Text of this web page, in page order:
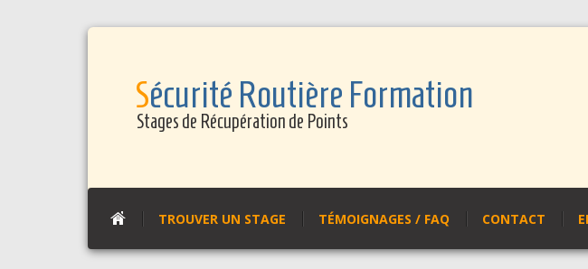
Sécurité Routière Formation
Stages de Récupération de Points
TROUVER UN STAGE TÉMOIGNAGES / FAQ CONTACT